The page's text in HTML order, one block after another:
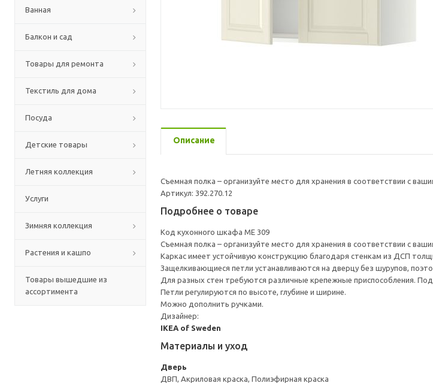
Ванная
Балкон и сад
Товары для ремонта
Текстиль для дома
Посуда
Детские товары
Летняя коллекция
Услуги
Зимняя коллекция
Растения и кашпо
Товары вышедшие из
ассортимента
Описание
Съемная полка – организуйте место для хранения в соответствии с
Артикул: 392.270.12
Подробнее о товаре
Код кухонного шкафа ME 309
Съемная полка – организуйте место для хранения в соответствии с
Каркас имеет устойчивую конструкцию благодаря стенкам из ДСП
Защелкивающиеся петли устанавливаются на дверцу без шурупов,
Для разных стен требуются различные крепежные приспособления.
Петли регулируются по высоте, глубине и ширине.
Можно дополнить ручками.
Дизайнер:
IKEA of Sweden
Материалы и уход
Дверь
ДВП, Акриловая краска, Полиэфирная краска